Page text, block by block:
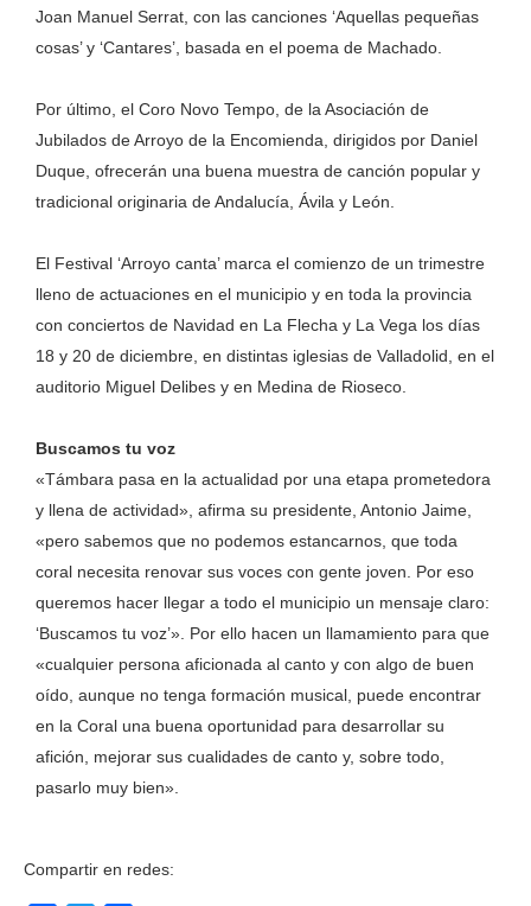
Joan Manuel Serrat, con las canciones ‘Aquellas pequeñas
cosas’ y ‘Cantares’, basada en el poema de Machado.
Por último, el Coro Novo Tempo, de la Asociación de
Jubilados de Arroyo de la Encomienda, dirigidos por Daniel
Duque, ofrecerán una buena muestra de canción popular y
tradicional originaria de Andalucía, Ávila y León.
El Festival ‘Arroyo canta’ marca el comienzo de un trimestre
lleno de actuaciones en el municipio y en toda la provincia
con conciertos de Navidad en La Flecha y La Vega los días
18 y 20 de diciembre, en distintas iglesias de Valladolid, en el
auditorio Miguel Delibes y en Medina de Rioseco.
Buscamos tu voz
«Támbara pasa en la actualidad por una etapa prometedora
y llena de actividad», afirma su presidente, Antonio Jaime,
«pero sabemos que no podemos estancarnos, que toda
coral necesita renovar sus voces con gente joven. Por eso
queremos hacer llegar a todo el municipio un mensaje claro:
‘Buscamos tu voz’». Por ello hacen un llamamiento para que
«cualquier persona aficionada al canto y con algo de buen
oído, aunque no tenga formación musical, puede encontrar
en la Coral una buena oportunidad para desarrollar su
afición, mejorar sus cualidades de canto y, sobre todo,
pasarlo muy bien».
Compartir en redes: